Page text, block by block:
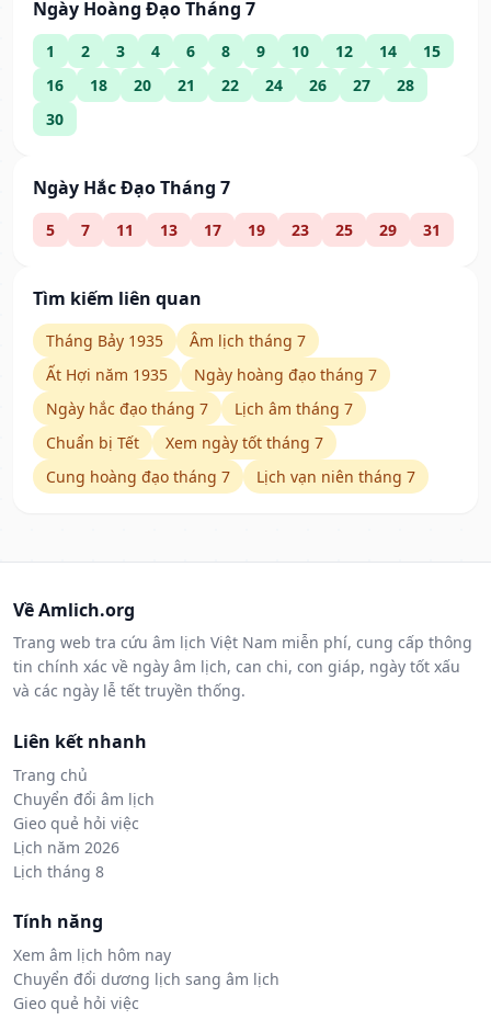
Ngày Hoàng Đạo Tháng 7
1 2 3 4 6 8 9 10 12 14
15
16
18 20 21 22 24 26 27
28
30
Ngày Hắc Đạo Tháng 7
5 7 11 13 17 19 23 25 29 31
Tìm kiếm liên quan
Tháng Bảy 1935
Âm lịch tháng 7
Ất Hợi năm 1935
Ngày hoàng đạo tháng 7
Ngày hắc đạo tháng 7
Lịch âm tháng 7
Chuẩn bị Tết
Xem ngày tốt tháng 7
Cung hoàng đạo tháng 7
Lịch vạn niên tháng 7
Về Amlich.org
Trang web tra cứu âm lịch Việt Nam miễn phí, cung cấp thông
tin chính xác về ngày âm lịch, can chi, con giáp, ngày tốt xấu
và các ngày lễ tết truyền thống.
Liên kết nhanh
Trang chủ
Chuyển đổi âm lịch
Gieo quẻ hỏi việc
Lịch năm 2026
Lịch tháng 8
Tính năng
Xem âm lịch hôm nay
Chuyển đổi dương lịch sang âm lịch
Gieo quẻ hỏi việc